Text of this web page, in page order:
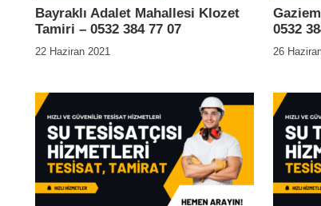
Bayraklı Adalet Mahallesi Klozet
Tamiri – 0532 384 77 07
22 Haziran 2021
0532
26